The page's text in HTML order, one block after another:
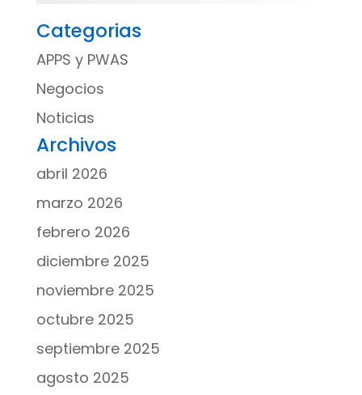
Categorias
APPS y PWAS
Negocios
Noticias
Archivos
abril 2026
marzo 2026
febrero 2026
diciembre 2025
noviembre 2025
octubre 2025
septiembre 2025
agosto 2025